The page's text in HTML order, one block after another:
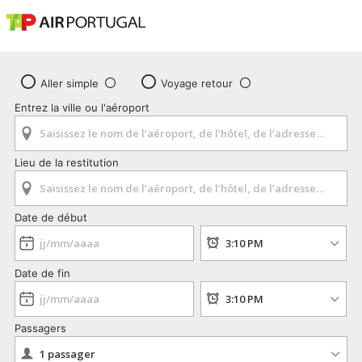
Aller simple
Voyage retour
Entrez la ville ou l'aéroport
Lieu de la restitution
Date de début
Date de fin
Passagers